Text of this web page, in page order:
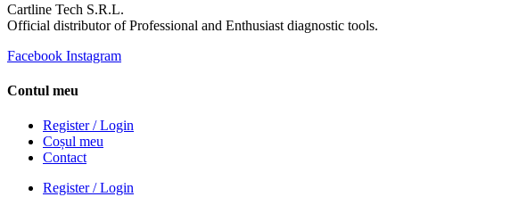
Cartline Tech S.R.L.
Official distributor of Professional and Enthusiast diagnostic tools.
Facebook Instagram
Contul meu
Register / Login
Coșul meu
Contact
Register / Login